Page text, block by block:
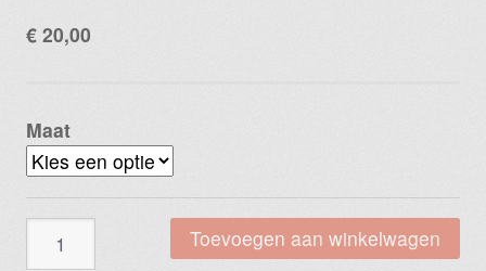
€ 20,00
Maat
Toevoegen aan winkelwagen